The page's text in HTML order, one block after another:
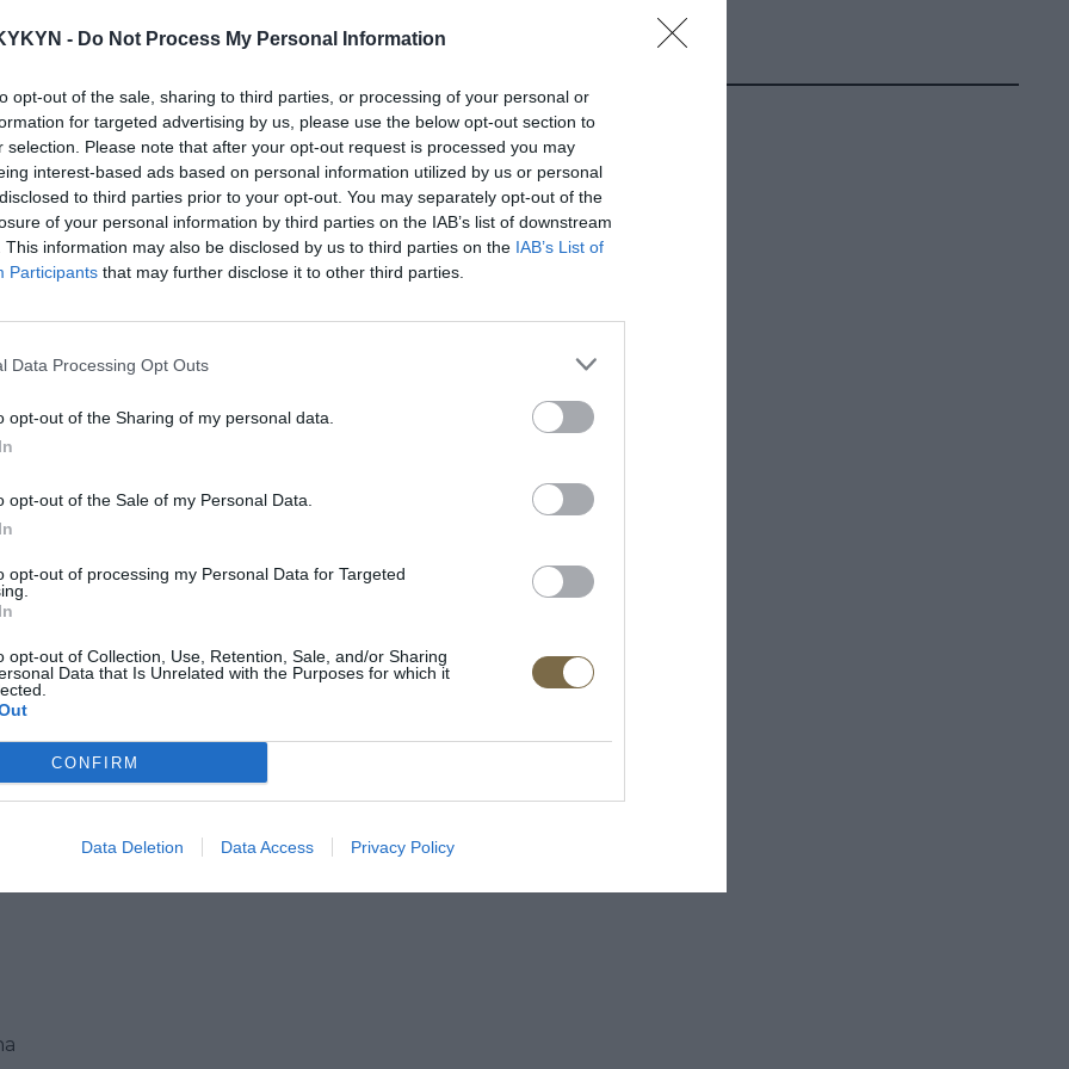
- Do Not Process My Personal Information
opt-out of the sale, sharing to third parties, or processing of your personal or
for targeted advertising by us, please use the below opt-out section to
selection. Please note that after your opt-out request is processed you may
interest-based ads based on personal information utilized by us or personal
to third parties prior to your opt-out. You may separately opt-out of the
of your personal information by third parties on the IAB’s list of downstream
This information may also be disclosed by us to third parties on the IAB’s List of
Participants that may further disclose it to other third parties.
Data Processing Opt Outs
opt-out of the Sharing of my personal data.
opt-out of the Sale of my Personal Data.
opt-out of processing my Personal Data for Targeted
opt-out of Collection, Use, Retention, Sale, and/or Sharing
Data that Is Unrelated with the Purposes for which it
CONFIRM
Data Deletion Data Access Privacy Policy
(príplatok)